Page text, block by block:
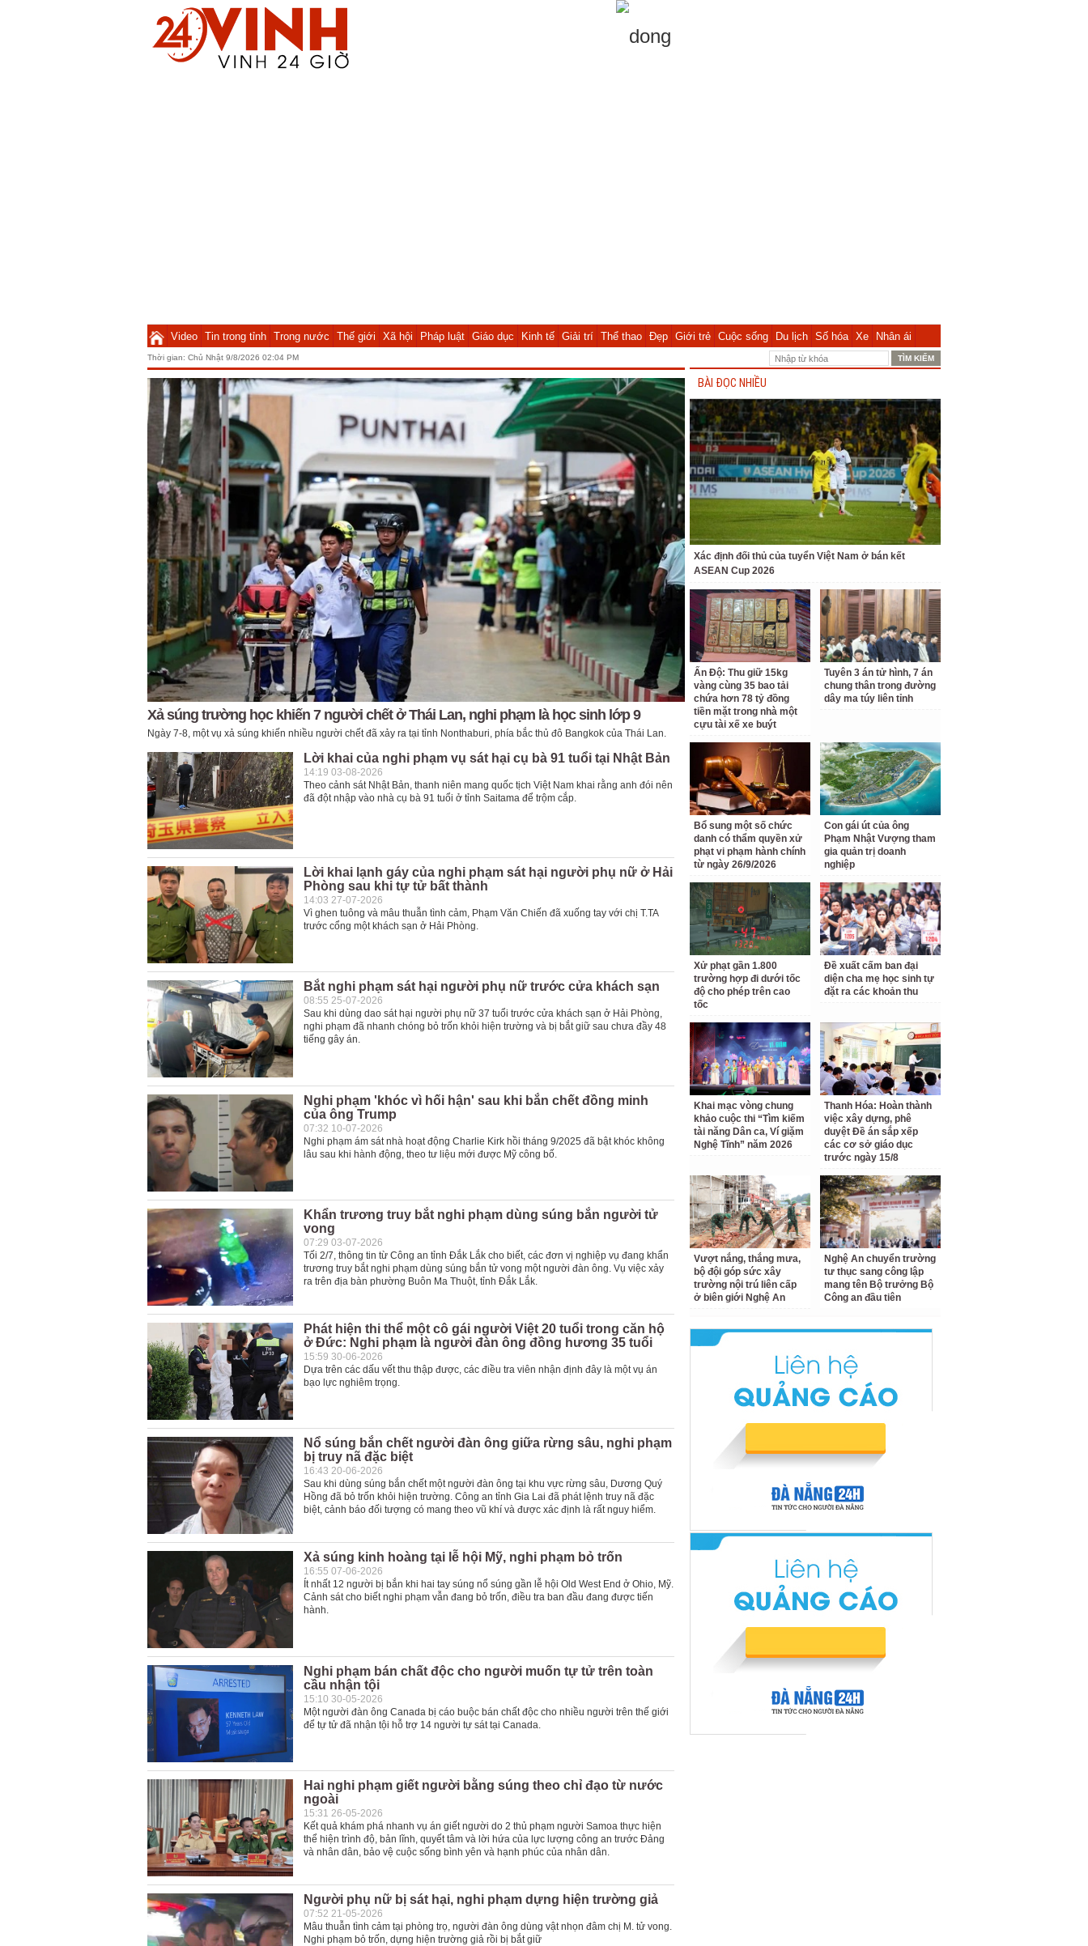
Video Tin trong tỉnh Trong nước Thế giới Xã hội Pháp luật Giáo dục Kinh tế Giải trí Thể thao Đẹp Giới trẻ Cuộc sống Du lịch Số hóa Xe Nhân ái
Thời gian: Chủ Nhật 9/8/2026 02:05 PM
Xả súng trường học khiến 7 người chết ở Thái Lan, nghi phạm là học sinh lớp 9
Ngày 7-8, một vụ xả súng khiến nhiều người chết đã xảy ra tại tỉnh Nonthaburi, phía bắc thủ đô Bangkok của Thái Lan.
Lời khai của nghi phạm vụ sát hại cụ bà 91 tuổi tại Nhật Bản
14:19 03-08-2026
Theo cảnh sát Nhật Bản, thanh niên mang quốc tịch Việt Nam khai rằng anh đói nên
đã đột nhập vào nhà cụ bà 91 tuổi ở tỉnh Saitama để trộm cắp.
Lời khai lạnh gáy của nghi phạm sát hại người phụ nữ ở Hải
Phòng sau khi tự tử bất thành
14:03 27-07-2026
Vì ghen tuông và mâu thuẫn tình cảm, Phạm Văn Chiến đã xuống tay với chị T.TA
trước cổng một khách sạn ở Hải Phòng.
Bắt nghi phạm sát hại người phụ nữ trước cửa khách sạn
08:55 25-07-2026
Sau khi dùng dao sát hại người phụ nữ 37 tuổi trước cửa khách sạn ở Hải Phòng,
nghi phạm đã nhanh chóng bỏ trốn khỏi hiện trường và bị bắt giữ sau chưa đầy 48
tiếng gây án.
Nghi phạm 'khóc vì hối hận' sau khi bắn chết đồng minh
của ông Trump
07:32 10-07-2026
Nghi phạm ám sát nhà hoạt động Charlie Kirk hồi tháng 9/2025 đã bật khóc không
lâu sau khi hành động, theo tư liệu mới được Mỹ công bố.
Khẩn trương truy bắt nghi phạm dùng súng bắn người tử
vong
07:29 03-07-2026
Tối 2/7, thông tin từ Công an tỉnh Đắk Lắk cho biết, các đơn vị nghiệp vụ đang khẩn
trương truy bắt nghi phạm dùng súng bắn tử vong một người đàn ông. Vụ việc xảy
ra trên địa bàn phường Buôn Ma Thuột, tỉnh Đắk Lắk.
Phát hiện thi thể một cô gái người Việt 20 tuổi trong căn hộ
ở Đức: Nghi phạm là người đàn ông đồng hương 35 tuổi
15:59 30-06-2026
Dựa trên các dấu vết thu thập được, các điều tra viên nhận định đây là một vụ án
bạo lực nghiêm trọng.
Nổ súng bắn chết người đàn ông giữa rừng sâu, nghi phạm
bị truy nã đặc biệt
16:43 20-06-2026
Sau khi dùng súng bắn chết một người đàn ông tại khu vực rừng sâu, Dương Quý
Hồng đã bỏ trốn khỏi hiện trường. Công an tỉnh Gia Lai đã phát lệnh truy nã đặc
biệt, cảnh báo đối tượng có mang theo vũ khí và được xác định là rất nguy hiểm.
Xả súng kinh hoàng tại lễ hội Mỹ, nghi phạm bỏ trốn
16:55 07-06-2026
Ít nhất 12 người bị bắn khi hai tay súng nổ súng gần lễ hội Old West End ở Ohio, Mỹ.
Cảnh sát cho biết nghi phạm vẫn đang bỏ trốn, điều tra ban đầu đang được tiến
hành.
Nghi phạm bán chất độc cho người muốn tự tử trên toàn
cầu nhận tội
15:10 30-05-2026
Một người đàn ông Canada bị cáo buộc bán chất độc cho nhiều người trên thế giới
để tự tử đã nhận tội hỗ trợ 14 người tự sát tại Canada.
Hai nghi phạm giết người bằng súng theo chỉ đạo từ nước
ngoài
15:31 26-05-2026
Kết quả khám phá nhanh vụ án giết người do 2 thủ phạm người Samoa thực hiện
thể hiện trình độ, bản lĩnh, quyết tâm và lời hứa của lực lượng công an trước Đảng
và nhân dân, bảo vệ cuộc sống bình yên và hạnh phúc của nhân dân.
Người phụ nữ bị sát hại, nghi phạm dựng hiện trường giả
07:52 21-05-2026
Mâu thuẫn tình cảm tại phòng trọ, người đàn ông dùng vật nhọn đâm chị M. tử vong.
Nghi phạm bỏ trốn, dựng hiện trường giả rồi bị bắt giữ
BÀI ĐỌC NHIỀU
Xác định đối thủ của tuyển Việt Nam ở bán kết
ASEAN Cup 2026
Ấn Độ: Thu giữ 15kg
vàng cùng 35 bao tải
chứa hơn 78 tỷ đồng
tiền mặt trong nhà một
cựu tài xế xe buýt
Tuyên 3 án tử hình, 7 án
chung thân trong đường
dây ma túy liên tỉnh
Bổ sung một số chức
danh có thẩm quyền xử
phạt vi phạm hành chính
từ ngày 26/9/2026
Con gái út của ông
Phạm Nhật Vượng tham
gia quản trị doanh
nghiệp
Xử phạt gần 1.800
trường hợp đi dưới tốc
độ cho phép trên cao
tốc
Đề xuất cấm ban đại
diện cha mẹ học sinh tự
đặt ra các khoản thu
Khai mạc vòng chung
khảo cuộc thi “Tìm kiếm
tài năng Dân ca, Ví giặm
Nghệ Tĩnh” năm 2026
Thanh Hóa: Hoàn thành
việc xây dựng, phê
duyệt Đề án sắp xếp
các cơ sở giáo dục
trước ngày 15/8
Vượt nắng, thắng mưa,
bộ đội góp sức xây
trường nội trú liên cấp
ở biên giới Nghệ An
Nghệ An chuyển trường
tư thục sang công lập
mang tên Bộ trưởng Bộ
Công an đầu tiên